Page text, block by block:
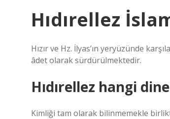
Hıdırellez
Hızır ve Hz. İlyas’ın yeryüzünde
âdet olarak sürdürülmektedir.
Hıdırellez hangi
Kimliği tam olarak bilinmemekle